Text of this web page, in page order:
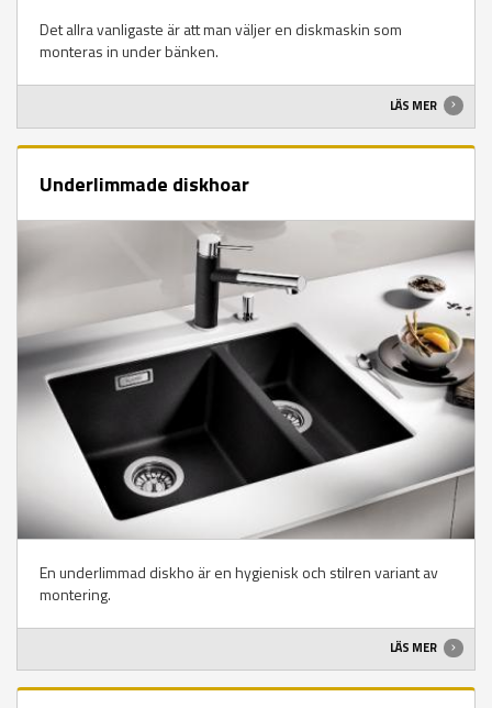
Det allra vanligaste är att man väljer en diskmaskin som
monteras in under bänken.
LÄS MER
Underlimmade diskhoar
En underlimmad diskho är en hygienisk och stilren variant av
montering.
LÄS MER